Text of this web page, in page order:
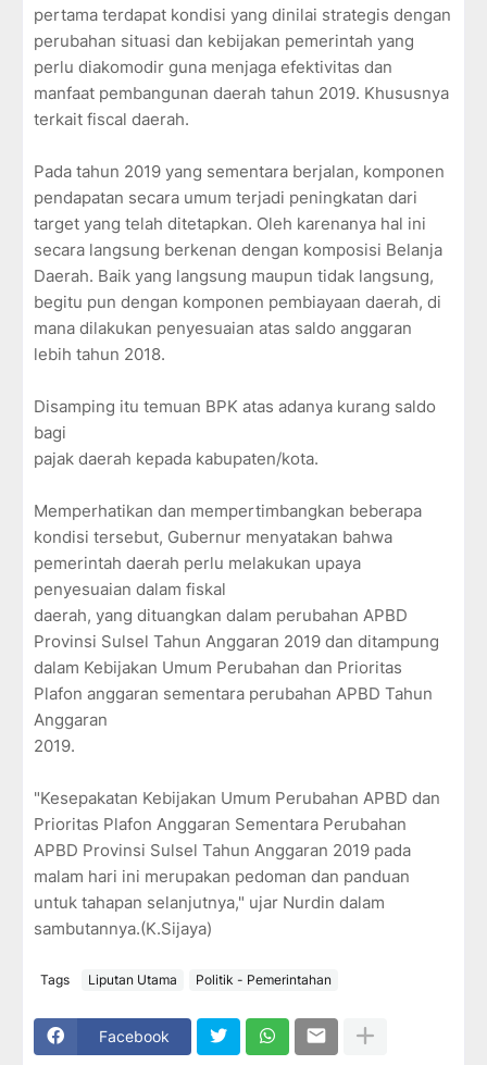
pertama terdapat kondisi yang dinilai strategis dengan
perubahan situasi dan kebijakan pemerintah yang
perlu diakomodir guna menjaga efektivitas dan
manfaat pembangunan daerah tahun 2019. Khususnya
terkait fiscal daerah.
Pada tahun 2019 yang sementara berjalan, komponen
pendapatan secara umum terjadi peningkatan dari
target yang telah ditetapkan. Oleh karenanya hal ini
secara langsung berkenan dengan komposisi Belanja
Daerah. Baik yang langsung maupun tidak langsung,
begitu pun dengan komponen pembiayaan daerah, di
mana dilakukan penyesuaian atas saldo anggaran
lebih tahun 2018.
Disamping itu temuan BPK atas adanya kurang saldo
bagi
pajak daerah kepada kabupaten/kota.
Memperhatikan dan mempertimbangkan beberapa
kondisi tersebut, Gubernur menyatakan bahwa
pemerintah daerah perlu melakukan upaya
penyesuaian dalam fiskal
daerah, yang dituangkan dalam perubahan APBD
Provinsi Sulsel Tahun Anggaran 2019 dan ditampung
dalam Kebijakan Umum Perubahan dan Prioritas
Plafon anggaran sementara perubahan APBD Tahun
Anggaran
2019.
"Kesepakatan Kebijakan Umum Perubahan APBD dan
Prioritas Plafon Anggaran Sementara Perubahan
APBD Provinsi Sulsel Tahun Anggaran 2019 pada
malam hari ini merupakan pedoman dan panduan
untuk tahapan selanjutnya," ujar Nurdin dalam
sambutannya.(K.Sijaya)
Tags Liputan Utama Politik - Pemerintahan
Facebook